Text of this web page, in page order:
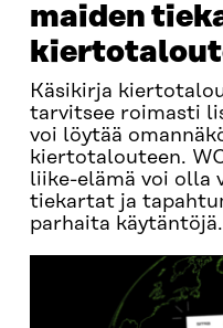
maiden
Käsikirja
tarvitsee roimasti
voi löytää
kiertotalouteen.
liike-elämä voi olla
tiekartat ja
parhaita käytäntöjä.